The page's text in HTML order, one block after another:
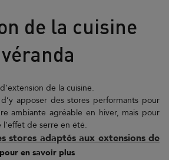
de la cuisine
de la cuisine.
apposer des stores performants pour
ambiante agréable en hiver, mais pour
de serre en été.
stores adaptés aux extensions de
pour en savoir plus